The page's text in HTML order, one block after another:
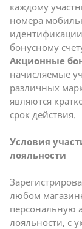
каждому
номера
бонусному
Акционные
начисляемые
различных
являются
срок действия.
Условия
лояльности
любом
персональную
лояльности, с